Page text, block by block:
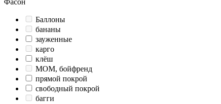
Фасон
Баллоны
бананы
зауженные
карго
клёш
МОМ, бойфренд
прямой покрой
свободный покрой
багги